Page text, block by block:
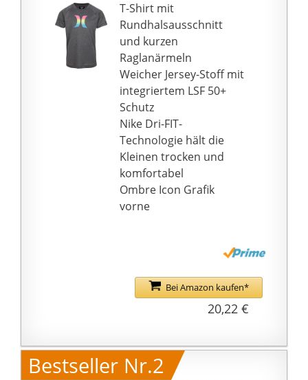
T-Shirt mit
Rundhalsausschnitt
und kurzen
Raglanärmeln
Weicher Jersey-Stoff mit
integriertem LSF 50+
Schutz
Nike Dri-FIT-
Technologie hält die
Kleinen trocken und
komfortabel
Ombre Icon Grafik
vorne
Bei Amazon kaufen*
20,22 €
Bestseller Nr.2